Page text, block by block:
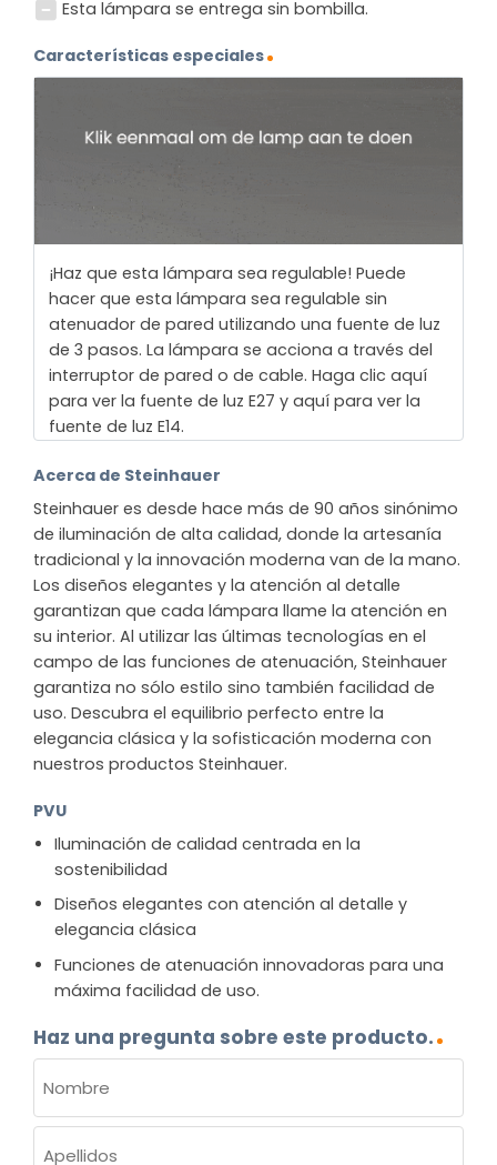
Esta lámpara se entrega sin bombilla.
Características especiales
¡Haz que esta lámpara sea regulable! Puede
hacer que esta lámpara sea regulable sin
atenuador de pared utilizando una fuente de luz
de 3 pasos. La lámpara se acciona a través del
interruptor de pared o de cable. Haga clic aquí
para ver la fuente de luz E27 y aquí para ver la
fuente de luz E14.
Acerca de Steinhauer
Steinhauer es desde hace más de 90 años sinónimo
de iluminación de alta calidad, donde la artesanía
tradicional y la innovación moderna van de la mano.
Los diseños elegantes y la atención al detalle
garantizan que cada lámpara llame la atención en
su interior. Al utilizar las últimas tecnologías en el
campo de las funciones de atenuación, Steinhauer
garantiza no sólo estilo sino también facilidad de
uso. Descubra el equilibrio perfecto entre la
elegancia clásica y la sofisticación moderna con
nuestros productos Steinhauer.
PVU
Iluminación de calidad centrada en la
sostenibilidad
Diseños elegantes con atención al detalle y
elegancia clásica
Funciones de atenuación innovadoras para una
máxima facilidad de uso.
Haz una pregunta sobre este producto.
(OBLIGATORIO)
Nombre